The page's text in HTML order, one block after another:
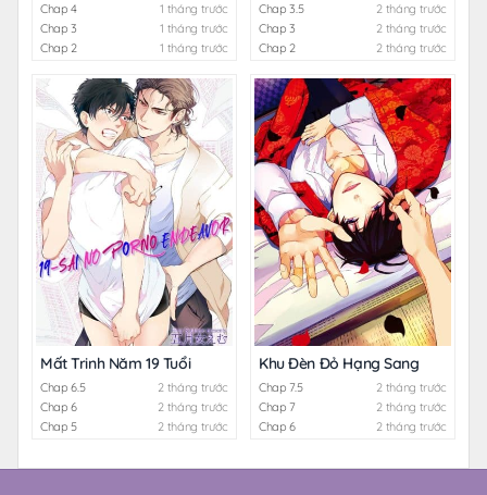
Chap 4
1 tháng trước
Chap 3
1 tháng trước
Chap 2
1 tháng trước
Chap 3.5
2 tháng trước
Chap 3
2 tháng trước
Chap 2
2 tháng trước
Mất Trinh Năm 19 Tuổi
Chap 6.5
2 tháng trước
Chap 6
2 tháng trước
Chap 5
2 tháng trước
Khu Đèn Đỏ Hạng Sang
Chap 7.5
2 tháng trước
Chap 7
2 tháng trước
Chap 6
2 tháng trước